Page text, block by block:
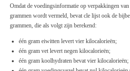
Omdat de voedingsinformatie op verpakkingen
grammen wordt vermeld, bevat cle lijst ook de
grammen, die als volgt zijn berekend:
één gram eiwitten levert vier kilocalorieën;
één gram vet levert negen kilocalorieën;
één gram koolhydraten bevat vier kilocalorieën;